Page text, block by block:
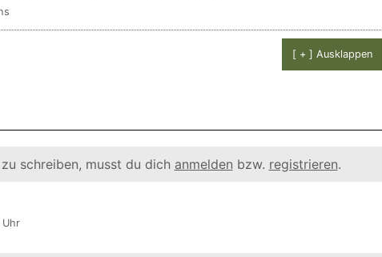
[ + ] Ausklappen
schreiben, musst du dich anmelden bzw. registrieren.
Uhr